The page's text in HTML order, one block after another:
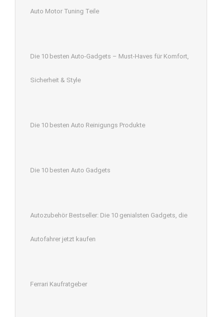
Auto Motor Tuning Teile
Die 10 besten Auto-Gadgets – Must-Haves für Komfort,
Sicherheit & Style
Die 10 besten Auto Reinigungs Produkte
Die 10 besten Auto Gadgets
Autozubehör Bestseller: Die 10 genialsten Gadgets, die
Autofahrer jetzt kaufen
Ferrari Kaufratgeber